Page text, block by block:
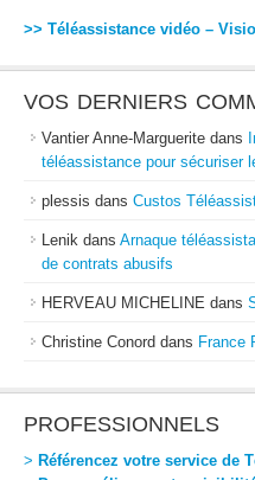
>> Téléassistance vidéo –
VOS DERNIERS
Vantier Anne-Marguerite dans
téléassistance pour sécuriser
plessis dans Custos
Lenik dans Arnaque
de contrats abusifs
HERVEAU MICHELINE dans
Christine Conord dans France
PROFESSIONNELS
> Référencez votre service de